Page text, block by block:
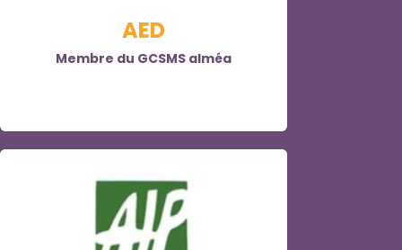
AED
Membre du GCSMS alméa